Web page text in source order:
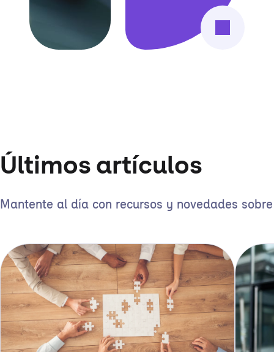
Últimos artículos
Mantente al día con recursos y novedades